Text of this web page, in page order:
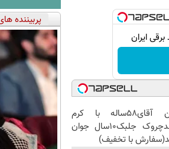
این آقای58ساله با کرم
ضدچروک جلبک10سال جوان
با تخفیف)
پربیننده